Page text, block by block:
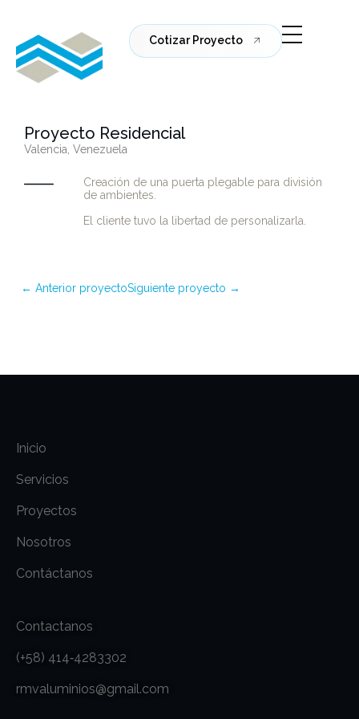
Cotizar Proyecto
Proyecto Residencial
Valencia, Venezuela
Creación de una puerta plegable para división
de ambientes.
El cliente tuvo la libertad de personalizarla.
← Anterior proyectoSiguiente proyecto →
Inicio
Servicios
Proyectos
Nosotros
Contáctanos
Contactanos
(+58) 414‑4283302
rmvaluminios@gmail.com